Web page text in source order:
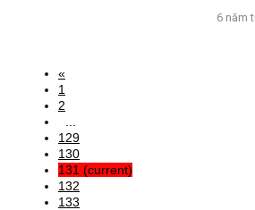
6 năm
«
1
2
129
130
131 (current)
132
133